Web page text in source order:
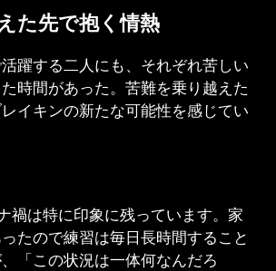
た先で抱く情熱
躍する二人にも、それぞれ苦しい
時間があった。苦難を乗り越えた
イキンの新たな可能性を感じてい
禍は特に印象に残っています。家
たので練習は毎日長時間すること
「この状況は一体何なんだろ